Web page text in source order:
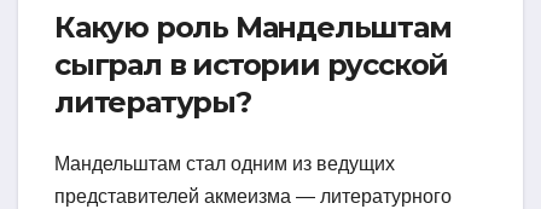
Какую роль Мандельштам
сыграл в истории русской
литературы?
Мандельштам стал одним из ведущих
представителей акмеизма — литературного